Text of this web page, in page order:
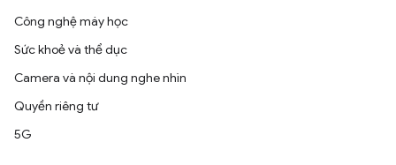
Công nghệ máy học
Sức khoẻ và thể dục
Camera và nội dung nghe nhìn
Quyền riêng tư
5G